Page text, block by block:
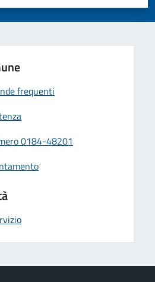
su 5
su 5
5
frequenti
0184-48201